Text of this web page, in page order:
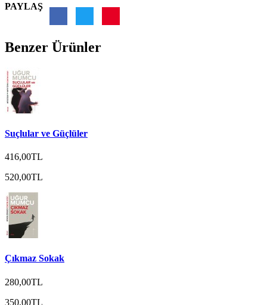
PAYLAŞ
Benzer Ürünler
Suçlular ve Güçlüler
416,00TL
520,00TL
Çıkmaz Sokak
280,00TL
350,00TL